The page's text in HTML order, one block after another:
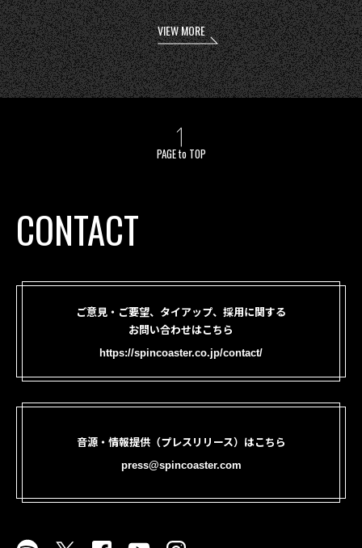
VIEW MORE
PAGE to TOP
CONTACT
ご意見・ご要望、タイアップ、採用に関する
お問い合わせはこちら
https://spincoaster.co.jp/contact/
音源・情報提供（プレスリリース）はこちら
press@spincoaster.com